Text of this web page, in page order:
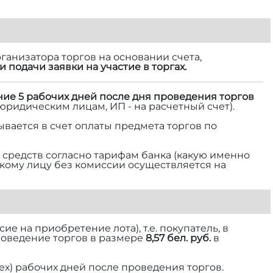
торгов на основании счета,
подачи заявки на участие в торгах.
5 рабочих дней после дня проведения торгов
лицам, ИП - на расчетный счет).
в счет оплаты предмета торгов по
согласно тарифам банка (какую именно
лицу без комиссии осуществляется на
на приобретение лота), т.е. покупатель, в
торгов в размере 8,57 бел. руб.в
рабочих дней после проведения торгов.